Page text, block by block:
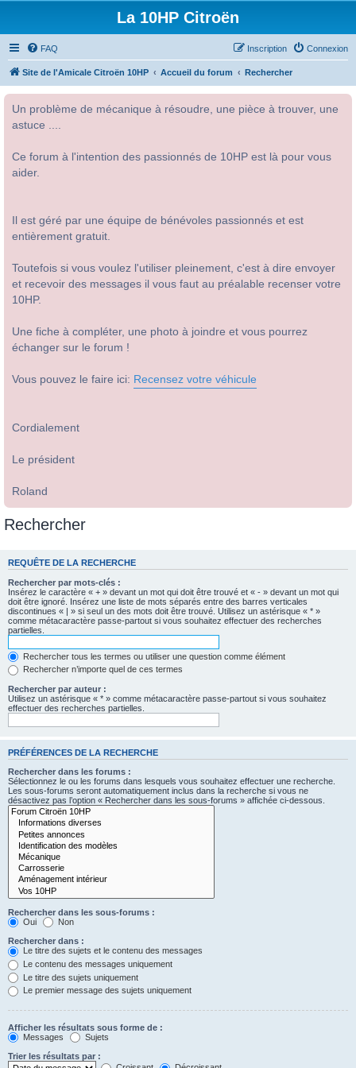
La 10HP Citroën
FAQ Connexion
Inscription
Site de l'Amicale Citroën 10HP Accueil du forum Rechercher
Un problème de mécanique à résoudre, une pièce à trouver, une
astuce ....
Ce forum à l'intention des passionnés de 10HP est là pour vous
aider.
Il est géré par une équipe de bénévoles passionnés et est
entièrement gratuit.
Toutefois si vous voulez l'utiliser pleinement, c'est à dire envoyer
et recevoir des messages il vous faut au préalable recenser votre
10HP.
Une fiche à compléter, une photo à joindre et vous pourrez
échanger sur le forum !
Vous pouvez le faire ici: Recensez votre véhicule
Cordialement
Le président
Roland
Rechercher
REQUÊTE DE LA RECHERCHE
Rechercher par mots-clés :
Insérez le caractère « + » devant un mot qui doit être trouvé et « - » devant un mot qui
doit être ignoré. Insérez une liste de mots séparés entre des barres verticales
discontinues « | » si seul un des mots doit être trouvé. Utilisez un astérisque « * »
comme métacaractère passe-partout si vous souhaitez effectuer des recherches
partielles.
Rechercher tous les termes ou utiliser une question comme élément
Rechercher n’importe quel de ces termes
Rechercher par auteur :
Utilisez un astérisque « * » comme métacaractère passe-partout si vous souhaitez
effectuer des recherches partielles.
PRÉFÉRENCES DE LA RECHERCHE
Rechercher dans les forums :
Sélectionnez le ou les forums dans lesquels vous souhaitez effectuer une recherche.
Les sous-forums seront automatiquement inclus dans la recherche si vous ne
désactivez pas l’option « Rechercher dans les sous-forums » affichée ci-dessous.
Rechercher dans les sous-forums :
Oui
Non
Rechercher dans :
Le titre des sujets et le contenu des messages
Le contenu des messages uniquement
Le titre des sujets uniquement
Le premier message des sujets uniquement
Afficher les résultats sous forme de :
Messages
Sujets
Trier les résultats par :